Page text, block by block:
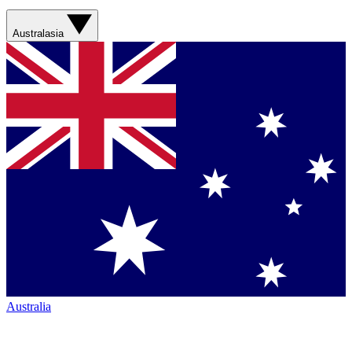
Australasia
Australia